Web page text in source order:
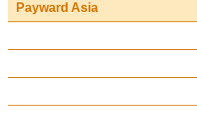
Payward Asia